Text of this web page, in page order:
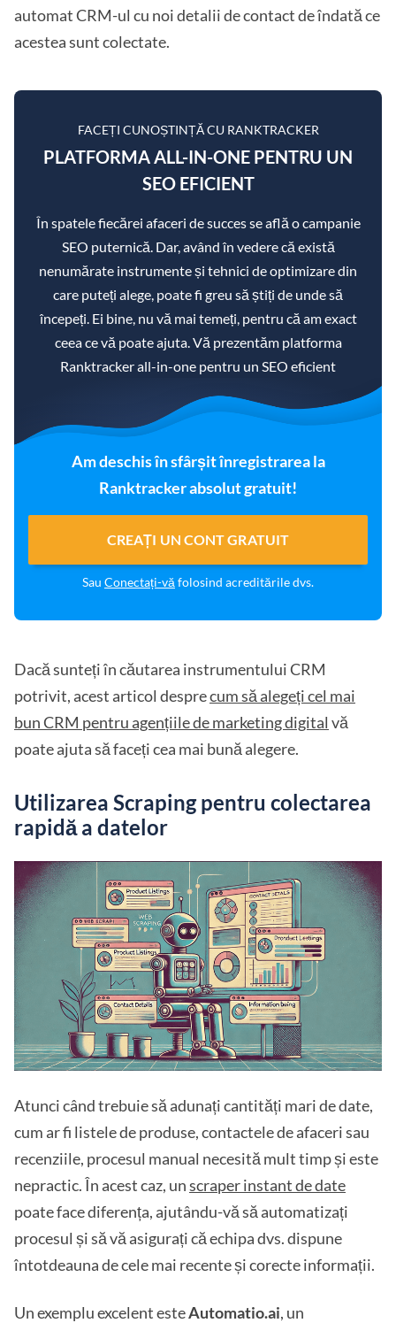
automat CRM-ul cu noi detalii de contact de îndată ce
acestea sunt colectate.
FACEȚI CUNOȘTINȚĂ CU RANKTRACKER
PLATFORMA ALL-IN-ONE PENTRU UN
SEO EFICIENT
În spatele fiecărei afaceri de succes se află o campanie
SEO puternică. Dar, având în vedere că există
nenumărate instrumente și tehnici de optimizare din
care puteți alege, poate fi greu să știți de unde să
începeți. Ei bine, nu vă mai temeți, pentru că am exact
ceea ce vă poate ajuta. Vă prezentăm platforma
Ranktracker all-in-one pentru un SEO eficient
Am deschis în sfârșit înregistrarea la
Ranktracker absolut gratuit!
CREAȚI UN CONT GRATUIT
Sau Conectați-vă folosind acreditările dvs.
Dacă sunteți în căutarea instrumentului CRM
potrivit, acest articol desprecum să alegeți cel mai
bun CRM pentru agențiile de marketing digital vă
poate ajuta să faceți cea mai bună alegere.
Utilizarea Scraping pentru colectarea
rapidă a datelor
Atunci când trebuie să adunați cantități mari de date,
cum ar fi listele de produse, contactele de afaceri sau
recenziile, procesul manual necesită mult timp și este
nepractic. În acest caz, unscraper instant de date
poate face diferența, ajutându-vă să automatizați
procesul și să vă asigurați că echipa dvs. dispune
întotdeauna de cele mai recente și corecte informații.
Un exemplu excelent esteAutomatio.ai, un